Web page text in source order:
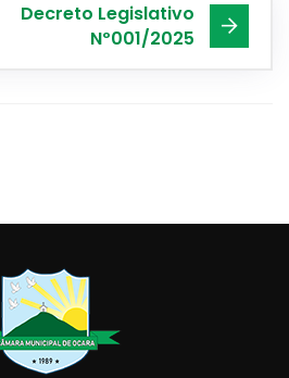
Decreto Legislativo
Nº001/2025